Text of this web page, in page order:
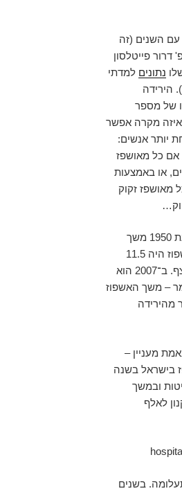
עם השנים (זה
דרור פייטלסון
נתונים למדתי
הירידה
של מספר
מקרה אפשר
יותר אנשים:
אם כל מאושפז
או באמצעות
מאושפז זקוק
אז מה המספרים? בשנת 1950 משך
השהיה הממוצעת באשפוז היה 11.5
ימים. מאז הוא יורד ברצף. ב־2007 הוא
כלומר – משך האשפוז
מהירידה
מעניין –
בישראל בשנה
ובמשך
לאלף
בשנים